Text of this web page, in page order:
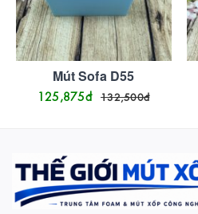
Mút Sofa D55
125,875đ 132,500đ